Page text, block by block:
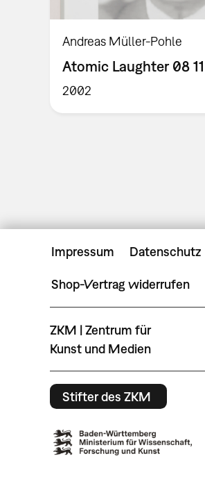
Andreas Müller-Pohle
Atomic Laughter 08 11
2002
Impressum Datenschutz
Shop-Vertrag widerrufen
ZKM | Zentrum für
Kunst und Medien
Stifter des ZKM